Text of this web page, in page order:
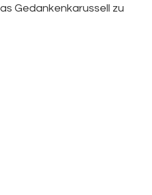
Gedankenkarussell zu